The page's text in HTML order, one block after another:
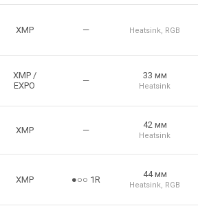
XMP — Heatsink, RGB
XMP/
EXPO
—
33 мм
Heatsink
XMP —
42 мм
Heatsink
XMP ●○○ 1R
44 мм
Heatsink, RGB